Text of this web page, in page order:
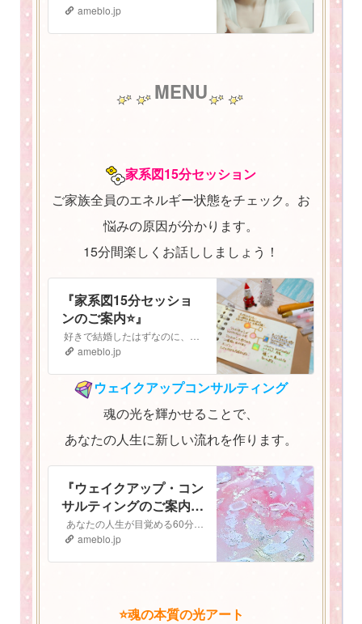
ameblo.jp
MENU
家系図15分セッション
ご家族全員のエネルギー状態をチェック。お
悩みの原因が分かります。
15分間楽しくお話ししましょう！
『家系図15分セッショ
ンのご案内⭐️』
ameblo.jp
ウェイクアップコンサルティング
魂の光を輝かせることで、
あなたの人生に新しい流れを作ります。
『ウェイクアップ・コン
サルティングのご案内
⭐️』
ameblo.jp
⭐️魂の本質の光アート